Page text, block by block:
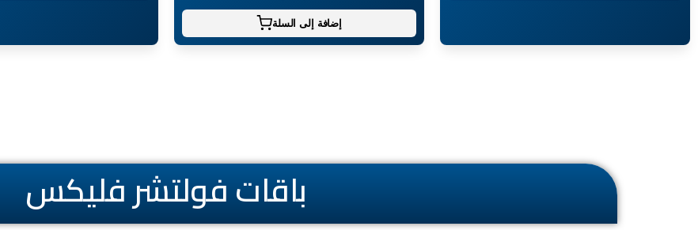
إضافة إلى السلة
باقات فولتشر فليكس